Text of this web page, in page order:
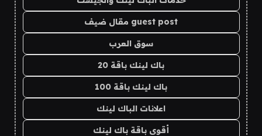
guest post مقال ضيف
سوق العرب
باك لينك باقة 20
باك لينك باقة 100
اعلانات الباك لينك
أقوى باقة باك لينك